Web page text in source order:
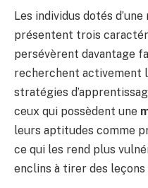
Les individus dotés
présentent trois
persévèrent davantage
recherchent activement
stratégies
ceux qui possèdent une
leurs aptitudes comme
ce qui les rend plus
enclins à tirer des